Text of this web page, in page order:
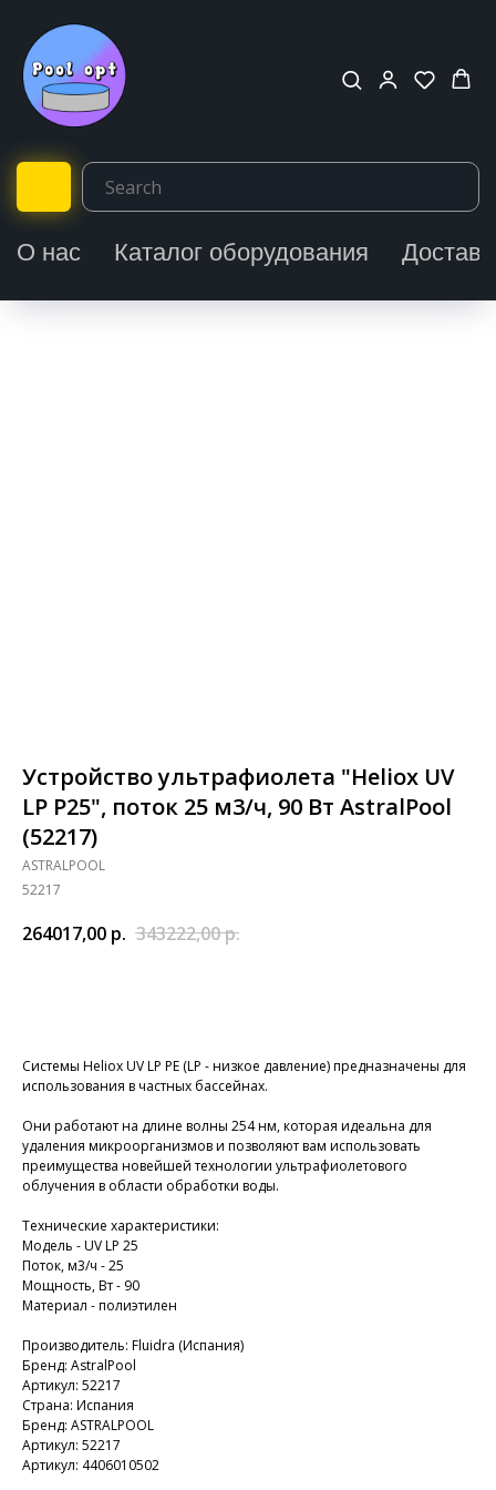
О нас Каталог оборудования
Устройство ультрафиолета "Heliox UV
LP P25", поток 25 м3/ч, 90 Вт AstralPool
(52217)
ASTRALPOOL
52217
264017,00 р. 343222,00р.
Системы Heliox UV LP PE (LP - низкое давление) предназначены для
использования в частных бассейнах.
Они работают на длине волны 254 нм, которая идеальна для
удаления микроорганизмов и позволяют вам использовать
преимущества новейшей технологии ультрафиолетового
облучения в области обработки воды.
Технические характеристики:
Модель - UV LP 25
Поток, м3/ч - 25
Мощность, Вт - 90
Материал - полиэтилен
Производитель: Fluidra (Испания)
Бренд: AstralPool
Артикул: 52217
Страна: Испания
Бренд: ASTRALPOOL
Артикул: 52217
Артикул: 4406010502